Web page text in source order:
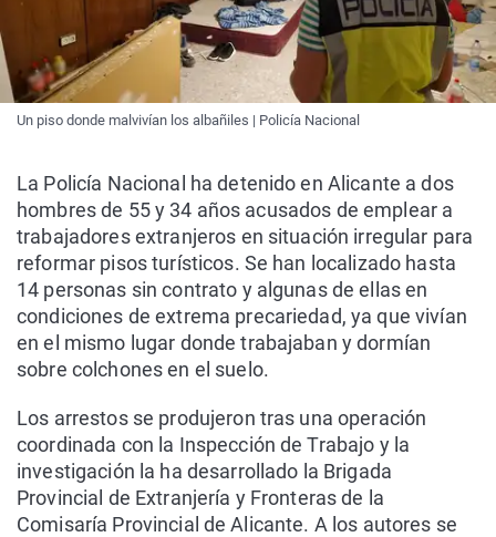
Un piso donde malvivían los albañiles | Policía Nacional
La Policía Nacional ha detenido en Alicante a dos
hombres de 55 y 34 años acusados de emplear a
trabajadores extranjeros en situación irregular para
reformar pisos turísticos. Se han localizado hasta
14 personas sin contrato y algunas de ellas en
condiciones de extrema precariedad, ya que vivían
en el mismo lugar donde trabajaban y dormían
sobre colchones en el suelo.
Los arrestos se produjeron tras una operación
coordinada con la Inspección de Trabajo y la
investigación la ha desarrollado la Brigada
Provincial de Extranjería y Fronteras de la
Comisaría Provincial de Alicante. A los autores se